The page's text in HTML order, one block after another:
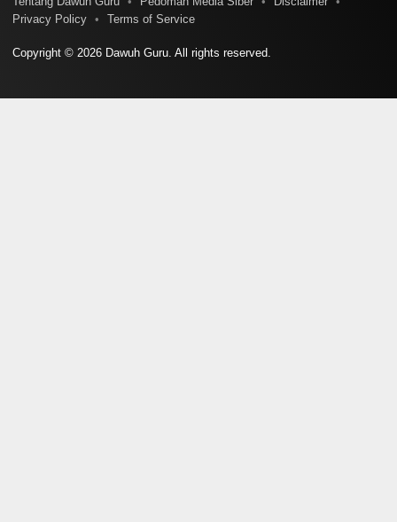
Privacy Policy
Terms of Service
Copyright © 2026 Dawuh Guru. All rights reserved.